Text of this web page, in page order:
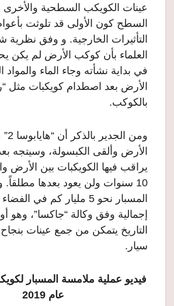
عينات الكويكب السطحية
السطح كون الأولى قد تلوثت
التأثيرات الخارجية. و وفق نظرية
العلماء بأن كوكب الأرض لم يكن
في بداية نشأته وجاء الماء والمواد
الأرض بعد اصطدام كويكبات مثل
بالكوكب.
ومن
الأرض وألقى الكبسولة، وسيتجه
يراقب فيها الكويكبات بين الأرض
10 سنوات ولن يعود بعدها
المسبار نحو 5 مليار كم في
إجمالية وفق وكالة “جاكسا”، وهو
التاريخ يتمكن من جمع عينات
سيار.
فيديو عملية ملامسة المسبار
عام 2019